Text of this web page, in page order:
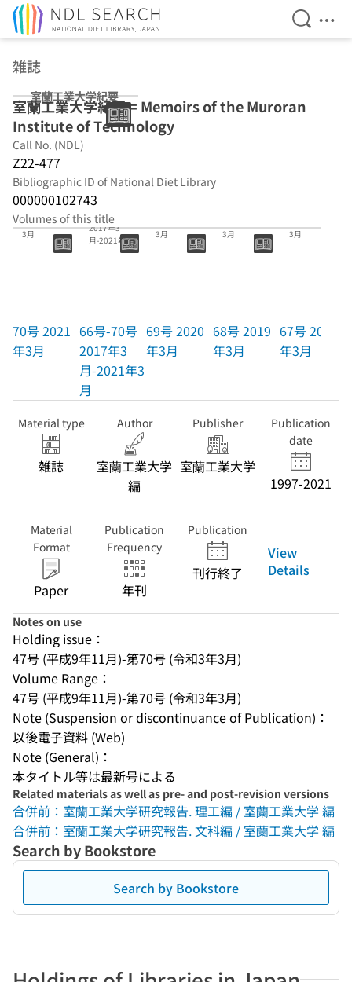
Open
雑誌
室蘭工業大学紀要
室蘭工業大学紀要 = Memoirs of the Muroran
Institute of Technology
Call No. (NDL)
Z22-477
Bibliographic ID of National Diet Library
000000102743
Volumes of this title
70号 2021年
3月
70号 2021
年3月
66号-70号
2017年3
月-2021年3
66号-70号
2017年3
月-2021年3
月
3月
69号 2020
年3月
3月
68号 2019
年3月
3月
67号 2018
年3月
Material type
雑誌
Author
室蘭工業大学
編
Publisher
室蘭工業大学
Publication
date
1997-2021
Material
Format
Paper
Publication
Frequency
年刊
Publication
刊行終了
View
Details
Notes on use
Holding issue：
47号 (平成9年11月)-第70号 (令和3年3月)
Volume Range：
47号 (平成9年11月)-第70号 (令和3年3月)
Note (Suspension or discontinuance of Publication)：
以後電子資料 (Web)
Note (General)：
本タイトル等は最新号による
Related materials as well as pre- and post-revision versions
合併前：室蘭工業大学研究報告. 理工編 / 室蘭工業大学 編
合併前：室蘭工業大学研究報告. 文科編 / 室蘭工業大学 編
Search by Bookstore
Search by Bookstore